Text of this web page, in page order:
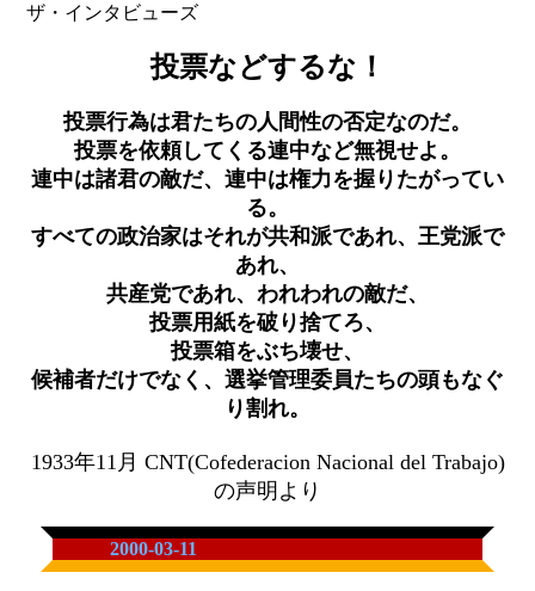
ザ・インタビューズ
投票などするな！
投票行為は君たちの人間性の否定なのだ。
投票を依頼してくる連中など無視せよ。
連中は諸君の敵だ、連中は権力を握りたがってい
る。
すべての政治家はそれが共和派であれ、王党派で
あれ、
共産党であれ、われわれの敵だ、
投票用紙を破り捨てろ、
投票箱をぶち壊せ、
候補者だけでなく、選挙管理委員たちの頭もなぐ
り割れ。
1933年11月 CNT(Cofederacion Nacional del Trabajo)
の声明より
2000-03-11